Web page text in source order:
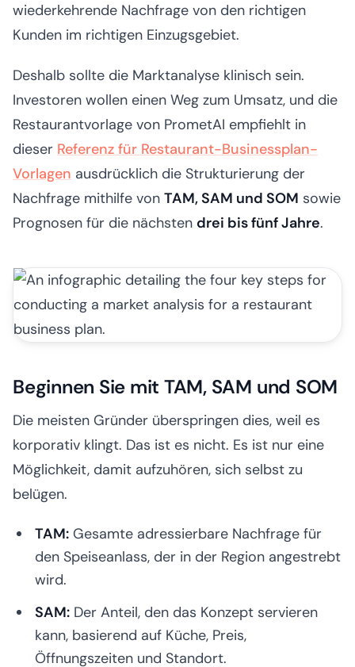
wiederkehrende Nachfrage von den richtigen
Kunden im richtigen Einzugsgebiet.
Deshalb sollte die Marktanalyse klinisch sein.
Investoren wollen einen Weg zum Umsatz, und die
Restaurantvorlage von PrometAI empfiehlt in
dieser Referenz für Restaurant-Businessplan-
Vorlagen ausdrücklich die Strukturierung der
Nachfrage mithilfe von TAM, SAM und SOM sowie
Prognosen für die nächsten drei bis fünf Jahre.
Beginnen Sie mit TAM, SAM und SOM
Die meisten Gründer überspringen dies, weil es
korporativ klingt. Das ist es nicht. Es ist nur eine
Möglichkeit, damit aufzuhören, sich selbst zu
belügen.
TAM: Gesamte adressierbare Nachfrage für
den Speiseanlass, der in der Region angestrebt
wird.
SAM: Der Anteil, den das Konzept servieren
kann, basierend auf Küche, Preis,
Öffnungszeiten und Standort.